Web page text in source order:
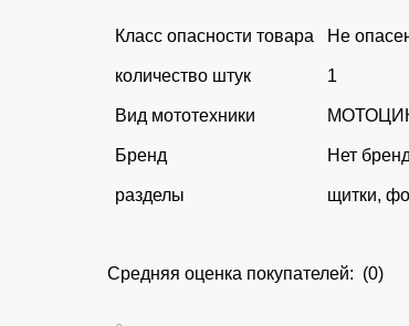
Класс опасности товара Не
количество штук 1
Вид мототехники
Бренд Нет
разделы щитки,
Средняя оценка покупателей: (0)